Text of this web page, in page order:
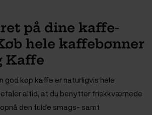
på dine kaffe-
hele kaffebønner
Kaffe
god kop kaffe er naturligvis hele
altid, at du benytter friskkværnede
den fulde smags- samt